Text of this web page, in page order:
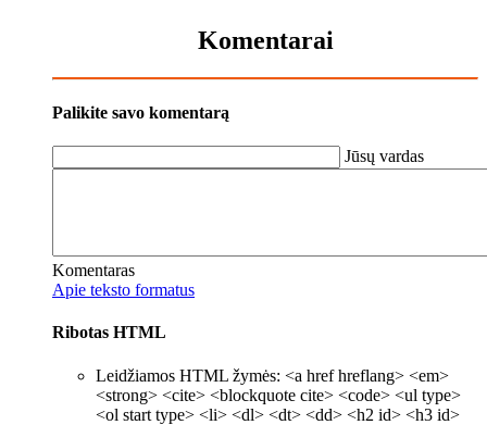
Komentarai
Palikite savo komentarą
Jūsų vardas
Komentaras
Apie teksto formatus
Ribotas HTML
Leidžiamos HTML žymės: <a href hreflang> <em>
<strong> <cite> <blockquote cite> <code> <ul type>
<ol start type> <li> <dl> <dt> <dd> <h2 id> <h3 id>